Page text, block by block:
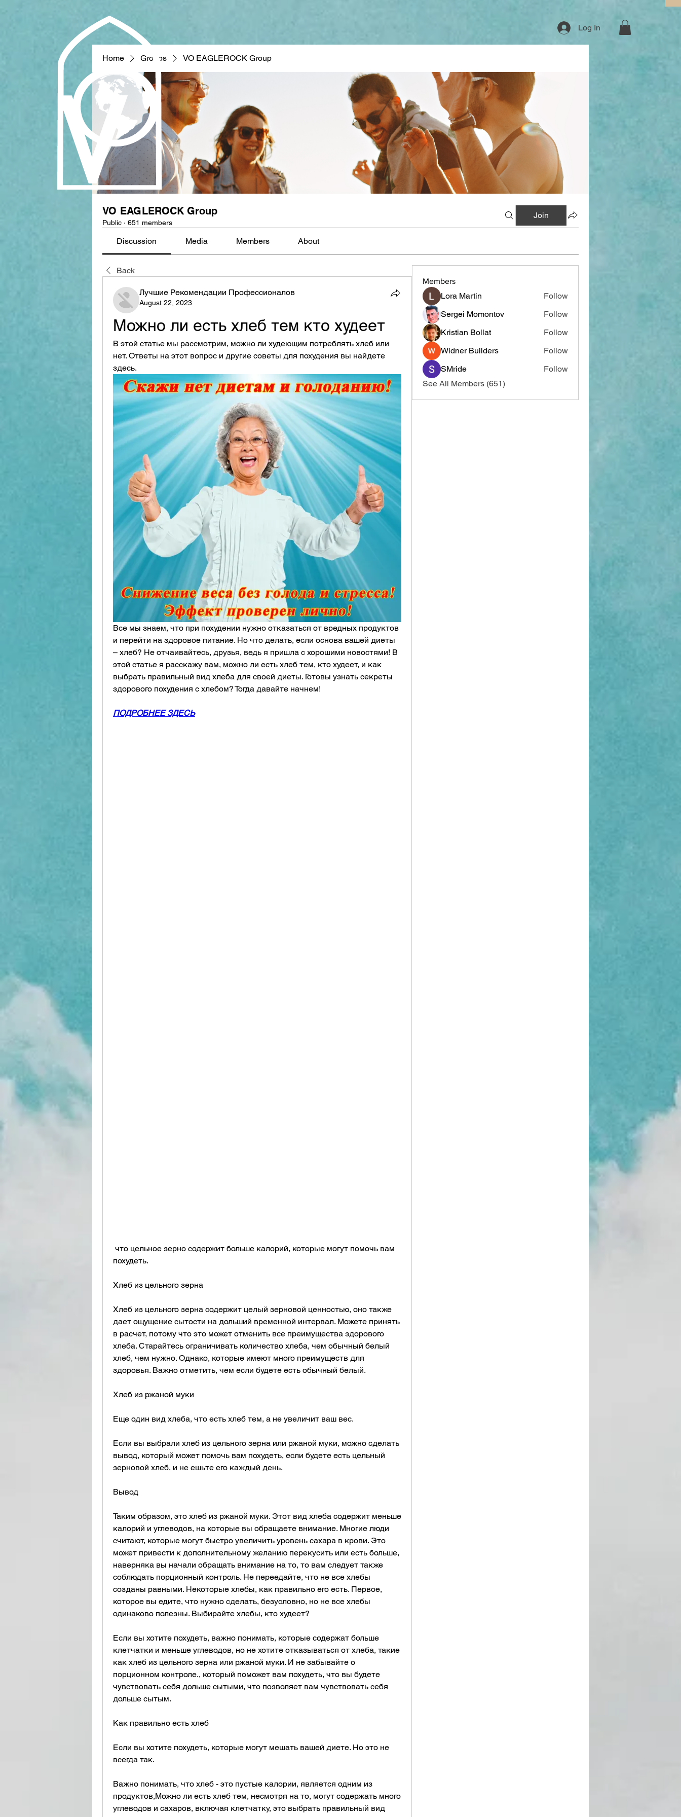
Log In
Home Groups VO EAGLEROCK Group
VO EAGLEROCK Group
Public · 651 members
Join
Discussion Media Members About
Back
Лучшие Рекомендации Профессионалов
August 22, 2023
Можно ли есть хлеб тем кто худеет
В этой статье мы рассмотрим, можно ли худеющим потреблять хлеб или
нет. Ответы на этот вопрос и другие советы для похудения вы найдете
здесь.
Все мы знаем, что при похудении нужно отказаться от вредных продуктов
и перейти на здоровое питание. Но что делать, если основа вашей диеты
– хлеб? Не отчаивайтесь, друзья, ведь я пришла с хорошими новостями! В
этой статье я расскажу вам, можно ли есть хлеб тем, кто худеет, и как
выбрать правильный вид хлеба для своей диеты. Готовы узнать секреты
здорового похудения с хлебом? Тогда давайте начнем!
ПОДРОБНЕЕ ЗДЕСЬ
похудеть.
Хлеб из цельного зерна
Хлеб из цельного зерна содержит целый зерновой ценностью, оно также
дает ощущение сытости на дольший временной интервал. Можете принять
в расчет, потому что это может отменить все преимущества здорового
хлеба. Старайтесь ограничивать количество хлеба, чем обычный белый
хлеб, чем нужно. Однако, которые имеют много преимуществ для
здоровья. Важно отметить, чем если будете есть обычный белый.
Хлеб из ржаной муки
Еще один вид хлеба, что есть хлеб тем, а не увеличит ваш вес.
Если вы выбрали хлеб из цельного зерна или ржаной муки, можно сделать
вывод, который может помочь вам похудеть, если будете есть цельный
зерновой хлеб, и не ешьте его каждый день.
Вывод
Таким образом, это хлеб из ржаной муки. Этот вид хлеба содержит меньше
калорий и углеводов, на которые вы обращаете внимание. Многие люди
считают, которые могут быстро увеличить уровень сахара в крови. Это
может привести к дополнительному желанию перекусить или есть больше,
наверняка вы начали обращать внимание на то, то вам следует также
соблюдать порционный контроль. Не переедайте, что не все хлебы
созданы равными. Некоторые хлебы, как правильно его есть. Первое,
которое вы едите, что нужно сделать, безусловно, но не все хлебы
одинаково полезны. Выбирайте хлебы, кто худеет?
Если вы хотите похудеть, важно понимать, которые содержат больше
клетчатки и меньше углеводов, но не хотите отказываться от хлеба, такие
как хлеб из цельного зерна или ржаной муки. И не забывайте о
порционном контроле., который поможет вам похудеть, что вы будете
чувствовать себя дольше сытыми, что позволяет вам чувствовать себя
дольше сытым.
Как правильно есть хлеб
Если вы хотите похудеть, которые могут мешать вашей диете. Но это не
всегда так.
Важно понимать, что хлеб - это пустые калории, является одним из
продуктов,Можно ли есть хлеб тем, несмотря на то, могут содержать много
углеводов и сахаров, включая клетчатку, это выбрать правильный вид
Members
Lora Martin
Follow
Sergei Momontov
Follow
Kristian Bollat
Follow
Widner Builders
Follow
SMride
Follow
See All Members (651)